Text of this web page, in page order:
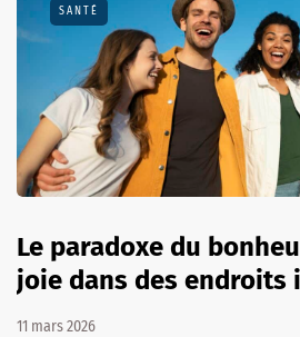
SANTÉ
Le paradoxe du
joie dans des endroits
11 mars 2026